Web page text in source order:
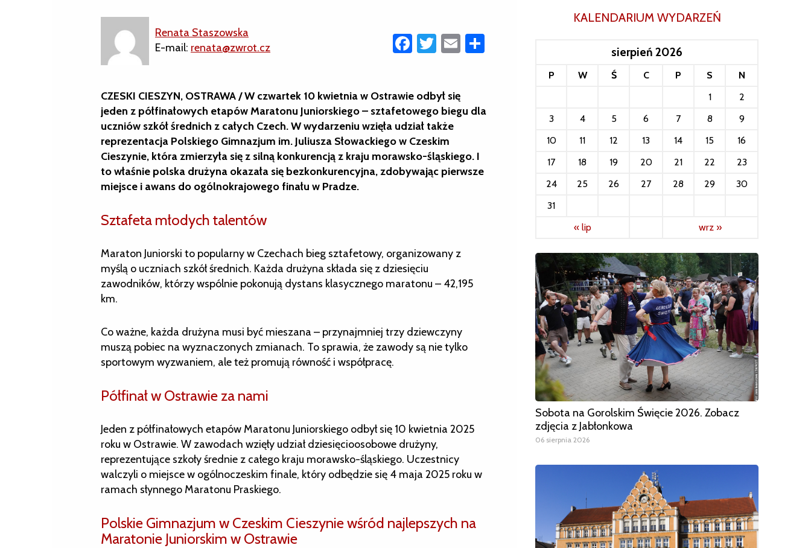
Renata Staszowska
E-mail: renata@zwrot.cz Facebook
Twitter
Email
CZESKI CIESZYN, OSTRAWA / W czwartek 10 kwietnia w Ostrawie odbył się
jeden z półfinałowych etapów Maratonu Juniorskiego– sztafetowego biegu dla
uczniów szkół średnich z całych Czech. W wydarzeniu wzięła udział także
reprezentacja Polskiego Gimnazjum im. Juliusza Słowackiego w Czeskim
Cieszynie, która zmierzyła się z silną konkurencją z kraju morawsko-śląskiego. I
to właśnie polska drużyna okazała się bezkonkurencyjna, zdobywając pierwsze
miejsce i awans do ogólnokrajowego finału w Pradze.
Sztafeta młodych talentów
Maraton Juniorski to popularny w Czechach bieg sztafetowy, organizowany z
myślą o uczniach szkół średnich. Każda drużyna składa się z dziesięciu
zawodników, którzy wspólnie pokonują dystans klasycznego maratonu – 42,195
km.
Co ważne, każda drużyna musi być mieszana – przynajmniej trzy dziewczyny
muszą pobiec na wyznaczonych zmianach. To sprawia, że zawody są nie tylko
sportowym wyzwaniem, ale też promują równość i współpracę.
Półfinał w Ostrawie za nami
Jeden z półfinałowych etapów Maratonu Juniorskiego odbył się 10 kwietnia 2025
roku w Ostrawie. W zawodach wzięły udział dziesięcioosobowe drużyny,
reprezentujące szkoły średnie z całego kraju morawsko-śląskiego. Uczestnicy
walczyli o miejsce w ogólnoczeskim finale, który odbędzie się 4 maja 2025 roku w
ramach słynnego Maratonu Praskiego.
Polskie Gimnazjum w Czeskim Cieszynie wśród najlepszych na
Maratonie Juniorskim w Ostrawie
KALENDARIUM WYDARZEŃ
sierpień 2026
P W Ś C P S
N
1
2
3
4 5 6 7 8
9
10
11 12 13 14 15
16
17
18 19 20 21 22
23
24
25 26 27 28 29
30
31
« lip
wrz »
Sobota na Gorolskim Święcie 2026. Zobacz
zdjęcia z Jabłonkowa
06 sierpnia 2026